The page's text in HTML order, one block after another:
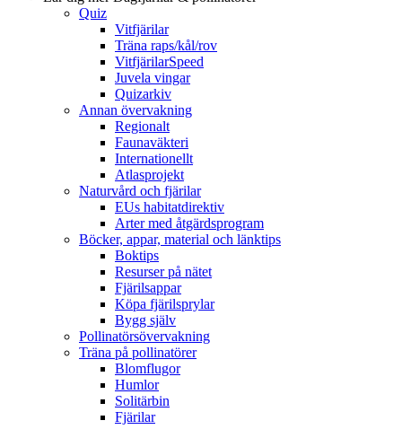
Quiz
Vitfjärilar
Träna raps/kål/rov
VitfjärilarSpeed
Juvela vingar
Quizarkiv
Annan övervakning
Regionalt
Faunaväkteri
Internationellt
Atlasprojekt
Naturvård och fjärilar
EUs habitatdirektiv
Arter med åtgärdsprogram
Böcker, appar, material och länktips
Boktips
Resurser på nätet
Fjärilsappar
Köpa fjärilsprylar
Bygg själv
Pollinatörsövervakning
Träna på pollinatörer
Blomflugor
Humlor
Solitärbin
Fjärilar